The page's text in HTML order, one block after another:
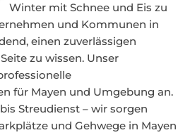
Winter mit Schnee und Eis zu
und Kommunen in
einen zuverlässigen
zu wissen. Unser
für Mayen und Umgebung an.
Streudienst – wir sorgen
und Gehwege in Mayen